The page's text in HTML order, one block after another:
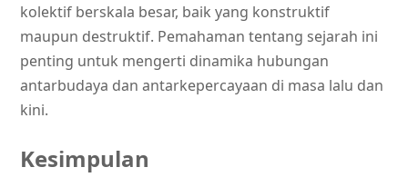
kolektif berskala besar, baik yang konstruktif
maupun destruktif. Pemahaman tentang sejarah ini
penting untuk mengerti dinamika hubungan
antarbudaya dan antarkepercayaan di masa lalu dan
kini.
Kesimpulan